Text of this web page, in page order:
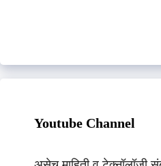
Youtube Channel